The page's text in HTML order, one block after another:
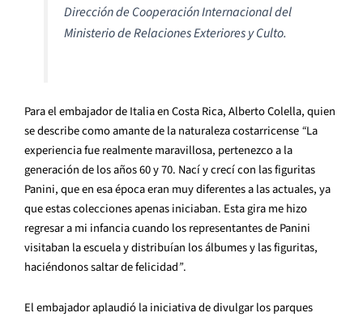
Dirección de Cooperación Internacional del
Ministerio de Relaciones Exteriores y Culto.
Para el embajador de Italia en Costa Rica, Alberto Colella, quien
se describe como amante de la naturaleza costarricense“La
experiencia fue realmente maravillosa, pertenezco a la
generación de los años 60 y 70. Nací y crecí con las figuritas
Panini, que en esa época eran muy diferentes a las actuales, ya
que estas colecciones apenas iniciaban. Esta gira me hizo
regresar a mi infancia cuando los representantes de Panini
visitaban la escuela y distribuían los álbumes y las figuritas,
haciéndonos saltar de felicidad”.
El embajador aplaudió la iniciativa de divulgar los parques